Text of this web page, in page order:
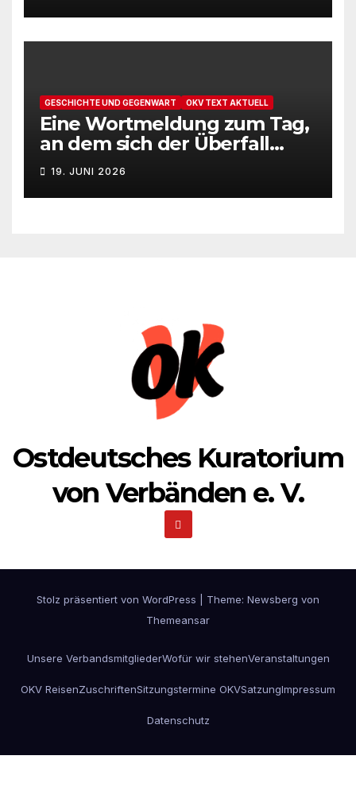
GESCHICHTE UND GEGENWART OKV TEXT AKTUELL
Eine Wortmeldung zum Tag,
an dem sich der Überfall
Deutschlands auf die UdSSR
1941 zum 85. Male jährt
19. JUNI 2026
Ostdeutsches Kuratorium
von Verbänden e. V.
Stolz präsentiert von WordPress Theme: Newsberg von
Themeansar
Unsere VerbandsmitgliederWofür wir stehenVeranstaltungen
OKV ReisenZuschriftenSitzungstermine OKVSatzungImpressum
Datenschutz